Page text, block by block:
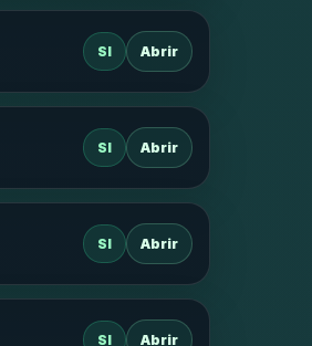
SI Abrir
SI Abrir
SI Abrir
SI Abrir